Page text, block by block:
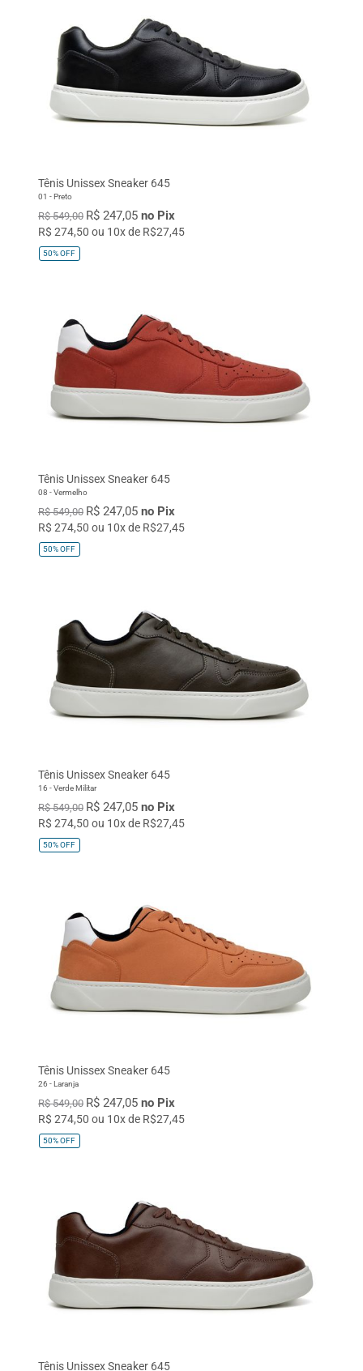
Tênis Unissex Sneaker 645
01 - Preto
R$ 549,00 R$ 247,05 no Pix
R$ 274,50 ou 10x de R$27,45
50%OFF
Tênis Unissex Sneaker 645
08 - Vermelho
R$ 549,00 R$ 247,05 no Pix
R$ 274,50 ou 10x de R$27,45
50%OFF
Tênis Unissex Sneaker 645
16 - Verde Militar
R$ 549,00 R$ 247,05 no Pix
R$ 274,50 ou 10x de R$27,45
50%OFF
Tênis Unissex Sneaker 645
26 - Laranja
R$ 549,00 R$ 247,05 no Pix
R$ 274,50 ou 10x de R$27,45
50%OFF
Tênis Unissex Sneaker 645